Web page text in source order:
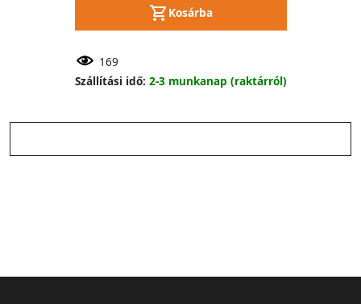
Kosárba
169
Szállítási idő: 2-3 munkanap (raktárról)